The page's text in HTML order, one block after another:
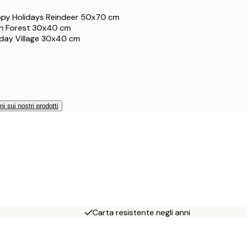
Holidays Reindeer 50x70 cm
Forest 30x40 cm
Village 30x40 cm
sui nostri prodotti
Carta resistente negli anni